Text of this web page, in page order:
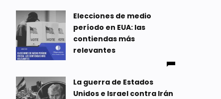
Elecciones de medio
período en EUA: las
contiendas más
relevantes
La guerra de Estados
Unidos e Israel contra Irán